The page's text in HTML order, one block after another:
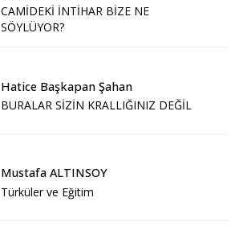
CAMİDEKİ İNTİHAR BİZE NE
SÖYLÜYOR?
Hatice Başkapan Şahan
BURALAR SİZİN KRALLIĞINIZ DEĞİL
Mustafa ALTINSOY
Türküler ve Eğitim